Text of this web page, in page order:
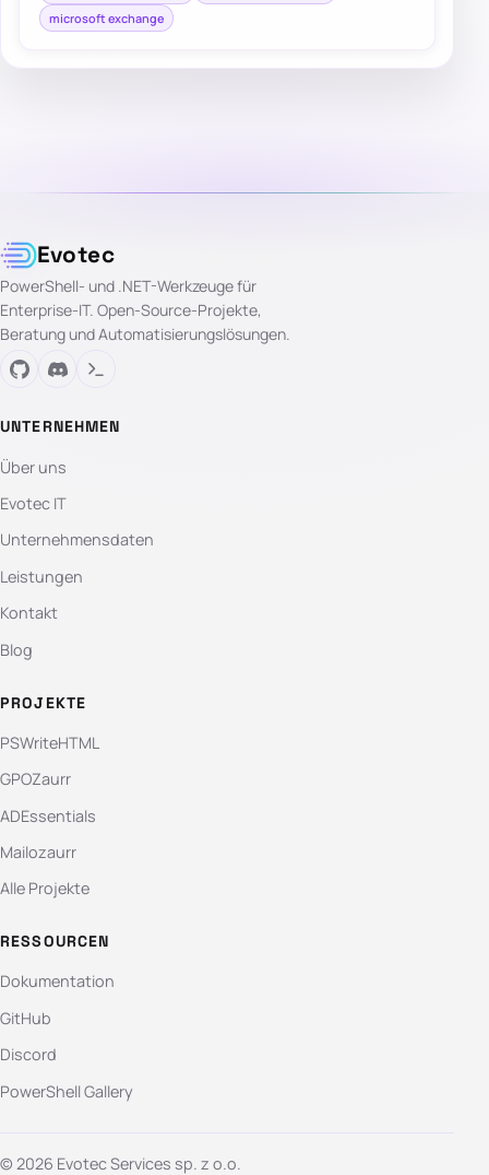
microsoft exchange
Evotec
PowerShell- und .NET-Werkzeuge für
Enterprise-IT. Open-Source-Projekte,
Beratung und Automatisierungslösungen.
UNTERNEHMEN
Über uns
Evotec IT
Unternehmensdaten
Leistungen
Kontakt
Blog
PROJEKTE
PSWriteHTML
GPOZaurr
ADEssentials
Mailozaurr
Alle Projekte
RESSOURCEN
Dokumentation
GitHub
Discord
PowerShell Gallery
© 2026 Evotec Services sp. z o.o.